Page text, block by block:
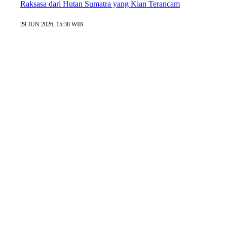
Raksasa dari Hutan Sumatra yang Kian Terancam
29 JUN 2026, 15:38 WIB